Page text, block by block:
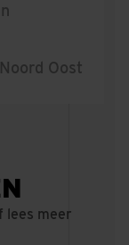
Oost
lees meer